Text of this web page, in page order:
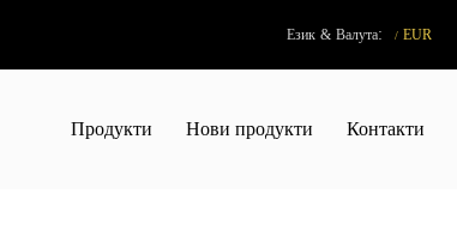
Език & Валута: / EUR
Продукти Нови продукти Контакти